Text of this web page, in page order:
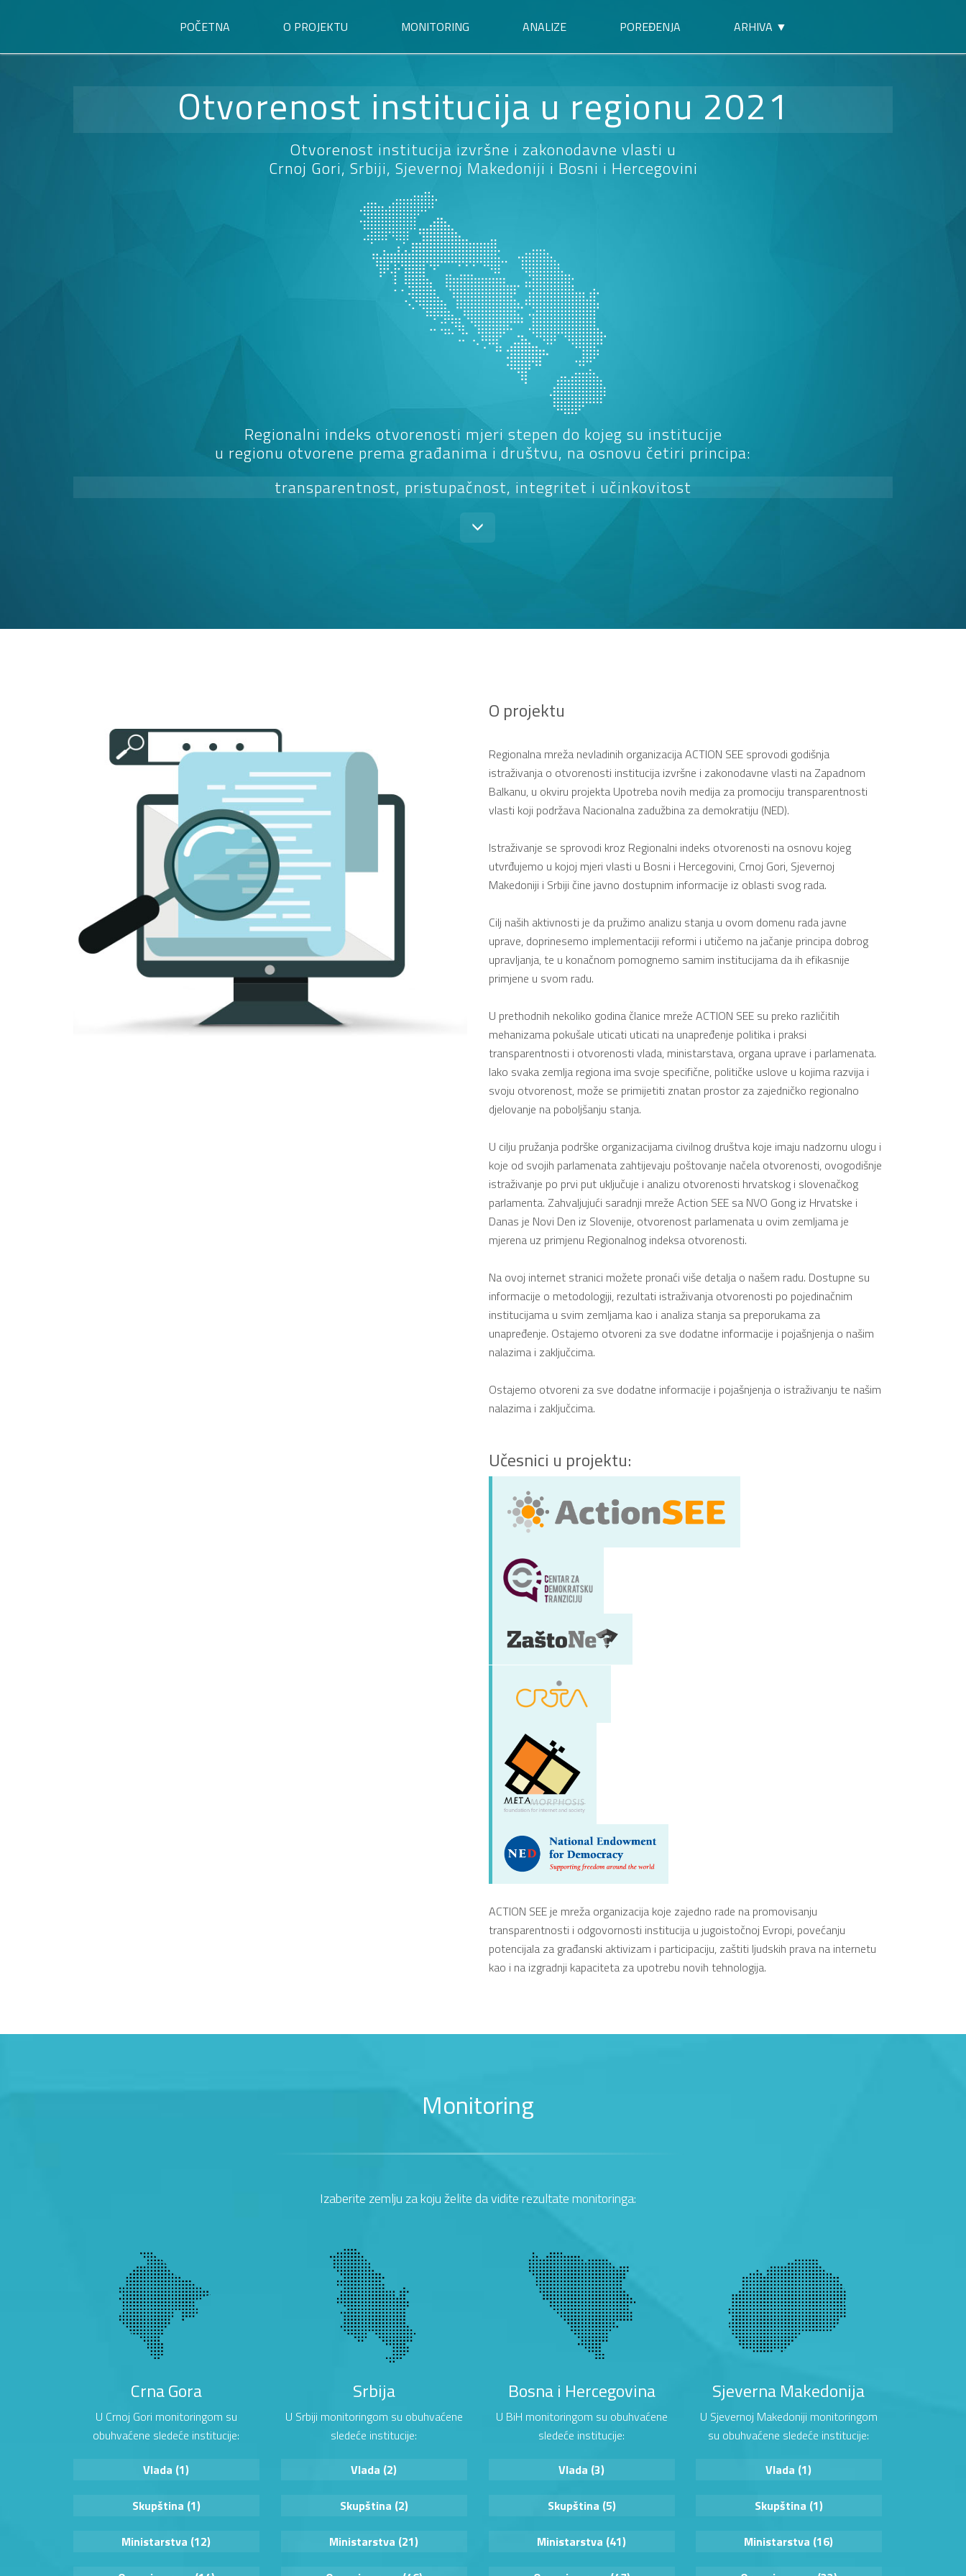
POČETNA O PROJEKTU MONITORING ANALIZE POREĐENJA ARHIVA ▼
Otvorenost institucija u regionu 2021
Otvorenost institucija izvršne i zakonodavne vlasti u
Crnoj Gori, Srbiji, Sjevernoj Makedoniji i Bosni i Hercegovini
Regionalni indeks otvorenosti mjeri stepen do kojeg su institucije
u regionu otvorene prema građanima i društvu, na osnovu četiri principa:
transparentnost, pristupačnost, integritet i učinkovitost
O projektu
Regionalna mreža nevladinih organizacija ACTION SEE sprovodi godišnja
istraživanja o otvorenosti institucija izvršne i zakonodavne vlasti na Zapadnom
Balkanu, u okviru projekta Upotreba novih medija za promociju transparentnosti
vlasti koji podržava Nacionalna zadužbina za demokratiju (NED).
Istraživanje se sprovodi kroz Regionalni indeks otvorenosti na osnovu kojeg
utvrđujemo u kojoj mjeri vlasti u Bosni i Hercegovini, Crnoj Gori, Sjevernoj
Makedoniji i Srbiji čine javno dostupnim informacije iz oblasti svog rada.
Cilj naših aktivnosti je da pružimo analizu stanja u ovom domenu rada javne
uprave, doprinesemo implementaciji reformi i utičemo na jačanje principa dobrog
upravljanja, te u konačnom pomognemo samim institucijama da ih efikasnije
primjene u svom radu.
U prethodnih nekoliko godina članice mreže ACTION SEE su preko različitih
mehanizama pokušale uticati uticati na unapređenje politika i praksi
transparentnosti i otvorenosti vlada, ministarstava, organa uprave i parlamenata.
Iako svaka zemlja regiona ima svoje specifične, političke uslove u kojima razvija i
svoju otvorenost, može se primijetiti znatan prostor za zajedničko regionalno
djelovanje na poboljšanju stanja.
U cilju pružanja podrške organizacijama civilnog društva koje imaju nadzornu ulogu i
koje od svojih parlamenata zahtijevaju poštovanje načela otvorenosti, ovogodišnje
istraživanje po prvi put uključuje i analizu otvorenosti hrvatskog i slovenačkog
parlamenta. Zahvaljujući saradnji mreže Action SEE sa NVO Gong iz Hrvatske i
Danas je Novi Den iz Slovenije, otvorenost parlamenata u ovim zemljama je
mjerena uz primjenu Regionalnog indeksa otvorenosti.
Na ovoj internet stranici možete pronaći više detalja o našem radu. Dostupne su
informacije o metodologiji, rezultati istraživanja otvorenosti po pojedinačnim
institucijama u svim zemljama kao i analiza stanja sa preporukama za
unapređenje. Ostajemo otvoreni za sve dodatne informacije i pojašnjenja o našim
nalazima i zaključcima.
Ostajemo otvoreni za sve dodatne informacije i pojašnjenja o istraživanju te našim
nalazima i zaključcima.
Učesnici u projektu:
ACTION SEE je mreža organizacija koje zajedno rade na promovisanju
transparentnosti i odgovornosti institucija u jugoistočnoj Evropi, povećanju
potencijala za građanski aktivizam i participaciju, zaštiti ljudskih prava na internetu
kao i na izgradnji kapaciteta za upotrebu novih tehnologija.
Monitoring
Izaberite zemlju za koju želite da vidite rezultate monitoringa:
Crna Gora
U Crnoj Gori monitoringom su
obuhvaćene sledeće institucije:
Vlada (1)
Skupština (1)
Ministarstva (12)
Srbija
U Srbiji monitoringom su obuhvaćene
sledeće institucije:
Vlada (2)
Skupština (2)
Ministarstva (21)
Bosna i Hercegovina
U BiH monitoringom su obuhvaćene
sledeće institucije:
Vlada (3)
Skupština (5)
Ministarstva (41)
Sjeverna Makedonija
U Sjevernoj Makedoniji monitoringom
su obuhvaćene sledeće institucije:
Vlada (1)
Skupština (1)
Ministarstva (16)